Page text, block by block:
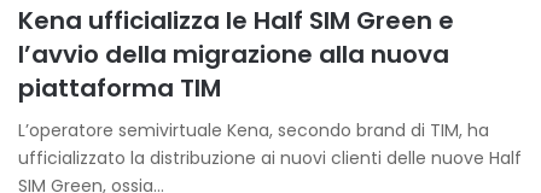
Kena ufficializza le Half SIM Green e
l’avvio della migrazione alla nuova
piattaforma TIM
L’operatore semivirtuale Kena, secondo brand di TIM, ha
ufficializzato la distribuzione ai nuovi clienti delle nuove Half
SIM Green, ossia…